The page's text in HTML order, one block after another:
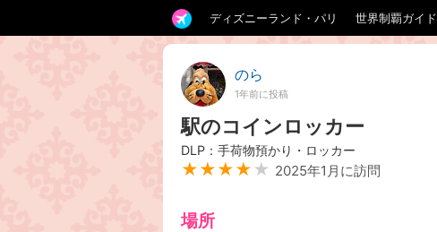
ディズニーランド・パリ 世界制覇ガイド
のら
1年前に投稿
駅のコインロッカー
DLP：手荷物預かり・ロッカー
★★★★ ★ 2025年1月に訪問
場所